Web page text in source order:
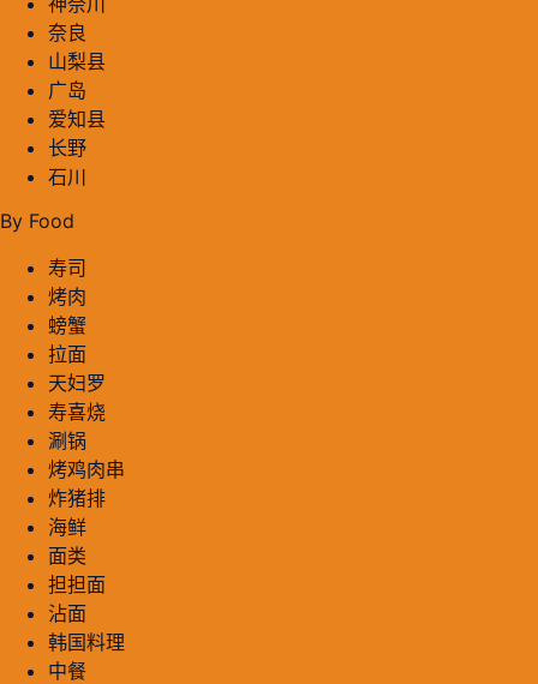
奈良
山梨县
广岛
爱知县
长野
石川
By Food
寿司
烤肉
螃蟹
拉面
天妇罗
寿喜烧
涮锅
烤鸡肉串
炸猪排
海鲜
面类
担担面
沾面
韩国料理
中餐